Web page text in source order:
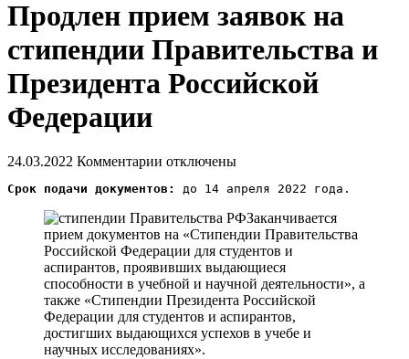
Продлен прием заявок на
стипендии Правительства и
Президента Российской
Федерации
24.03.2022 Комментарии отключены
Срок подачи документов:
Заканчивается
прием документов на «Стипендии Правительства
Российской Федерации для студентов и
аспирантов, проявивших выдающиеся
способности в учебной и научной деятельности», а
также «Стипендии Президента Российской
Федерации для студентов и аспирантов,
достигших выдающихся успехов в учебе и
научных исследованиях».